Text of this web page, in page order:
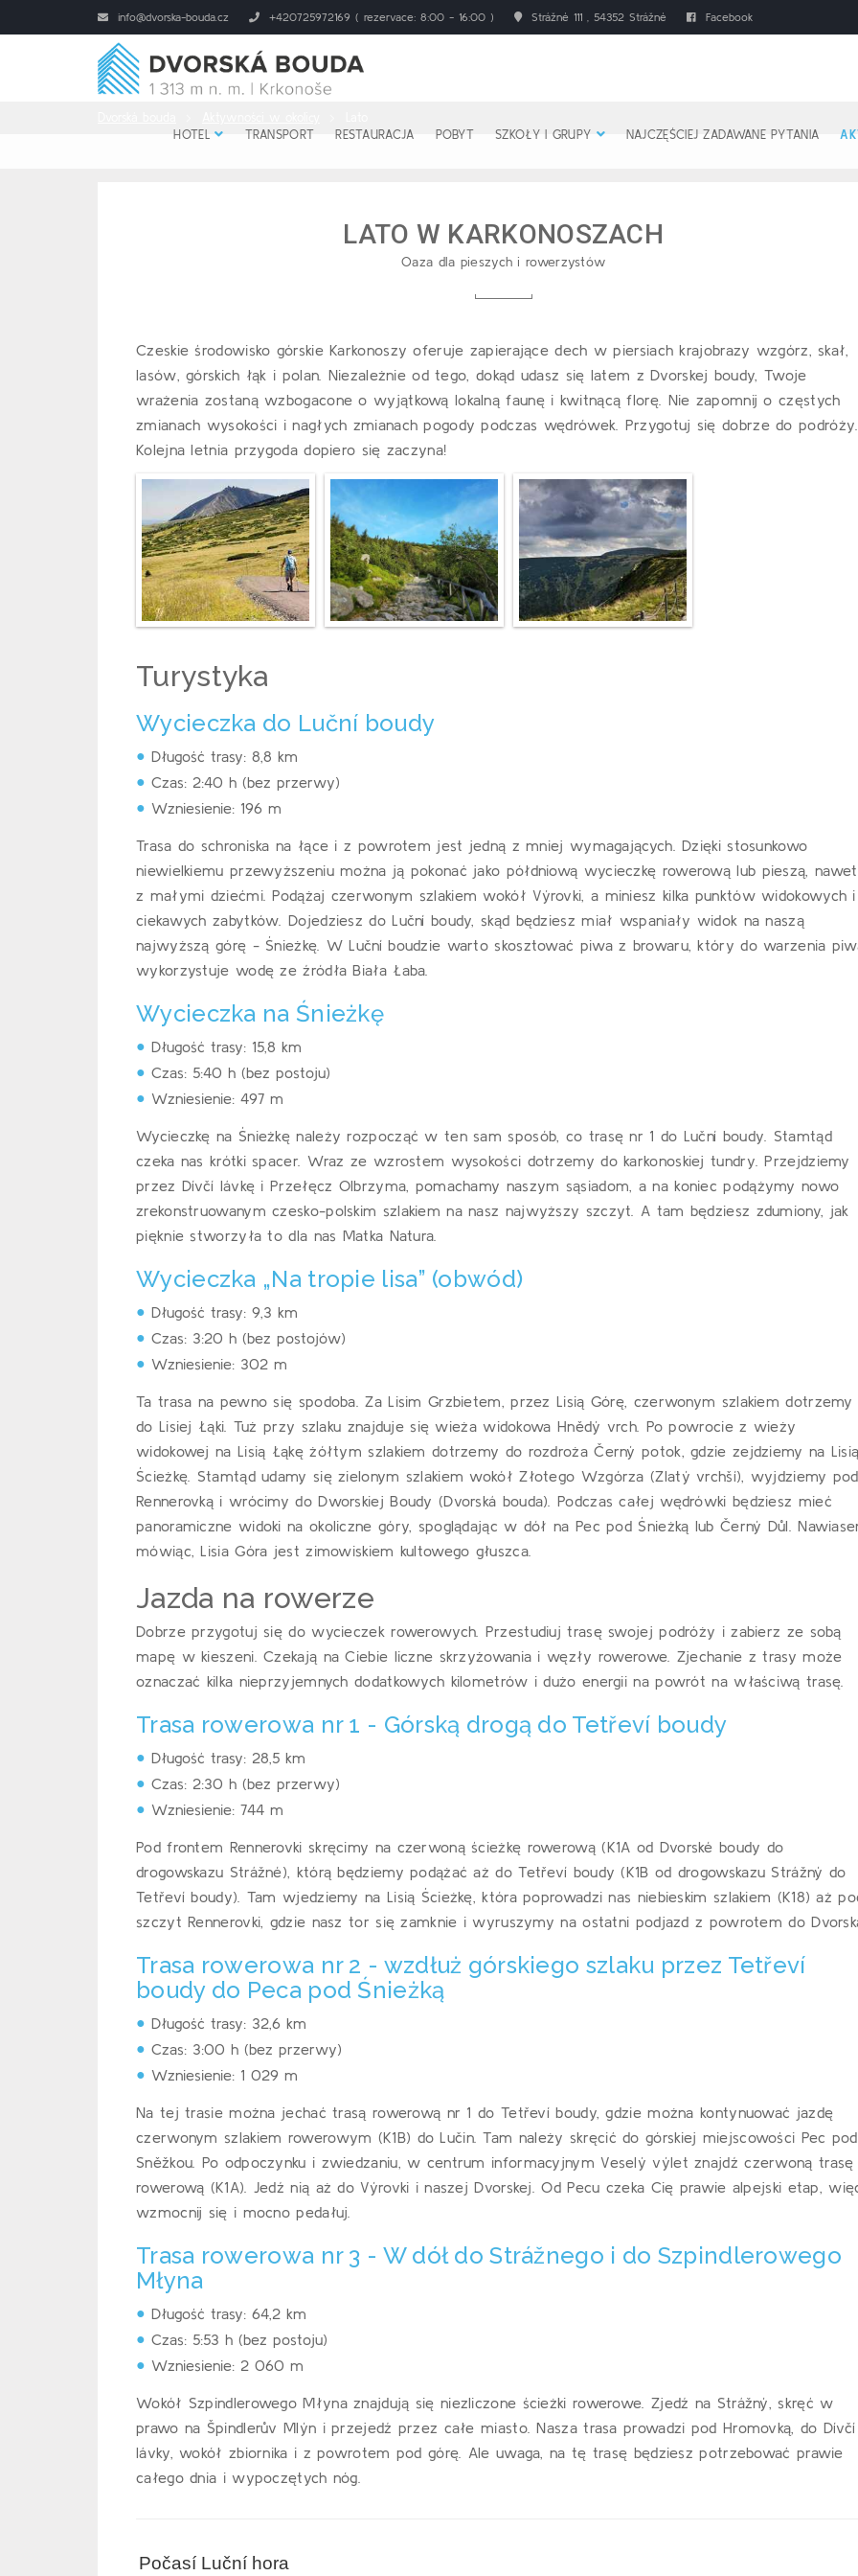
info@dvorska-bouda.cz +420725972169 ( rezervace: 8:00 - 16:00 ) Strážné 111 , 54352 Strážné Facebook
HOTEL TRANSPORT RESTAURACJA POBYT SZKOŁY I GRUPY NAJCZĘŚCIEJ ZADAWANE PYTANIA
LATO W KARKONOSZACH
Oaza dla pieszych i rowerzystów
Czeskie środowisko górskie Karkonoszy oferuje zapierające dech w piersiach krajobrazy wzgórz, skał,
lasów, górskich łąk i polan. Niezależnie od tego, dokąd udasz się latem z Dvorskej boudy, Twoje
wrażenia zostaną wzbogacone o wyjątkową lokalną faunę i kwitnącą florę. Nie zapomnij o częstych
zmianach wysokości i nagłych zmianach pogody podczas wędrówek. Przygotuj się dobrze do podróży.
Kolejna letnia przygoda dopiero się zaczyna!
Turystyka
Wycieczka do Luční boudy
Długość trasy: 8,8 km
Czas: 2:40 h (bez przerwy)
Wzniesienie: 196 m
Trasa do schroniska na łące i z powrotem jest jedną z mniej wymagających. Dzięki stosunkowo
niewielkiemu przewyższeniu można ją pokonać jako półdniową wycieczkę rowerową lub pieszą, nawet
z małymi dziećmi. Podążaj czerwonym szlakiem wokół Výrovki, a miniesz kilka punktów widokowych i
ciekawych zabytków. Dojedziesz do Luční boudy, skąd będziesz miał wspaniały widok na naszą
najwyższą górę - Śnieżkę. W Luční boudzie warto skosztować piwa z browaru, który do warzenia
wykorzystuje wodę ze źródła Biała Łaba.
Wycieczka na Śnieżkę
Długość trasy: 15,8 km
Czas: 5:40 h (bez postoju)
Wzniesienie: 497 m
Wycieczkę na Śnieżkę należy rozpocząć w ten sam sposób, co trasę nr 1 do Luční boudy. Stamtąd
czeka nas krótki spacer. Wraz ze wzrostem wysokości dotrzemy do karkonoskiej tundry. Przejdziemy
przez Dívčí lávkę i Przełęcz Olbrzyma, pomachamy naszym sąsiadom, a na koniec podążymy nowo
zrekonstruowanym czesko-polskim szlakiem na nasz najwyższy szczyt. A tam będziesz zdumiony, jak
pięknie stworzyła to dla nas Matka Natura.
Wycieczka „Na tropie lisa” (obwód)
Długość trasy: 9,3 km
Czas: 3:20 h (bez postojów)
Wzniesienie: 302 m
Ta trasa na pewno się spodoba. Za Lisim Grzbietem, przez Lisią Górę, czerwonym szlakiem dotrzemy
do Lisiej Łąki. Tuż przy szlaku znajduje się wieża widokowa Hnědý vrch. Po powrocie z wieży
widokowej na Lisią Łąkę żółtym szlakiem dotrzemy do rozdroża Černý potok, gdzie zejdziemy na
Ścieżkę. Stamtąd udamy się zielonym szlakiem wokół Złotego Wzgórza (Zlatý vrchší), wyjdziemy pod
Rennerovką i wrócimy do Dworskiej Boudy (Dvorská bouda). Podczas całej wędrówki będziesz mieć
panoramiczne widoki na okoliczne góry, spoglądając w dół na Pec pod Śnieżką lub Černý Důl.
mówiąc, Lisia Góra jest zimowiskiem kultowego głuszca.
Jazda na rowerze
Dobrze przygotuj się do wycieczek rowerowych. Przestudiuj trasę swojej podróży i zabierz ze sobą
mapę w kieszeni. Czekają na Ciebie liczne skrzyżowania i węzły rowerowe. Zjechanie z trasy może
oznaczać kilka nieprzyjemnych dodatkowych kilometrów i dużo energii na powrót na właściwą trasę.
Trasa rowerowa nr 1 - Górską drogą do Tetřeví boudy
Długość trasy: 28,5 km
Czas: 2:30 h (bez przerwy)
Wzniesienie: 744 m
Pod frontem Rennerovki skręcimy na czerwoną ścieżkę rowerową (K1A od Dvorské boudy do
drogowskazu Strážné), którą będziemy podążać aż do Tetřeví boudy (K1B od drogowskazu Strážný do
Tetřeví boudy). Tam wjedziemy na Lisią Ścieżkę, która poprowadzi nas niebieskim szlakiem (K18) aż
szczyt Rennerovki, gdzie nasz tor się zamknie i wyruszymy na ostatni podjazd z powrotem do
Trasa rowerowa nr 2 - wzdłuż górskiego szlaku przez Tetřeví
boudy do Peca pod Śnieżką
Długość trasy: 32,6 km
Czas: 3:00 h (bez przerwy)
Wzniesienie: 1 029 m
Na tej trasie można jechać trasą rowerową nr 1 do Tetřeví boudy, gdzie można kontynuować jazdę
czerwonym szlakiem rowerowym (K1B) do Lučin. Tam należy skręcić do górskiej miejscowości Pec pod
Sněžkou. Po odpoczynku i zwiedzaniu, w centrum informacyjnym Veselý výlet znajdź czerwoną trasę
rowerową (K1A). Jedź nią aż do Výrovki i naszej Dvorskej. Od Pecu czeka Cię prawie alpejski etap,
wzmocnij się i mocno pedałuj.
Trasa rowerowa nr 3 - W dół do Strážnego i do Szpindlerowego
Młyna
Długość trasy: 64,2 km
Czas: 5:53 h (bez postoju)
Wzniesienie: 2 060 m
Wokół Szpindlerowego Młyna znajdują się niezliczone ścieżki rowerowe. Zjedź na Strážný, skręć w
prawo na Špindlerův Mlýn i przejedź przez całe miasto. Nasza trasa prowadzi pod Hromovką, do Dívčí
lávky, wokół zbiornika i z powrotem pod górę. Ale uwaga, na tę trasę będziesz potrzebować prawie
całego dnia i wypoczętych nóg.